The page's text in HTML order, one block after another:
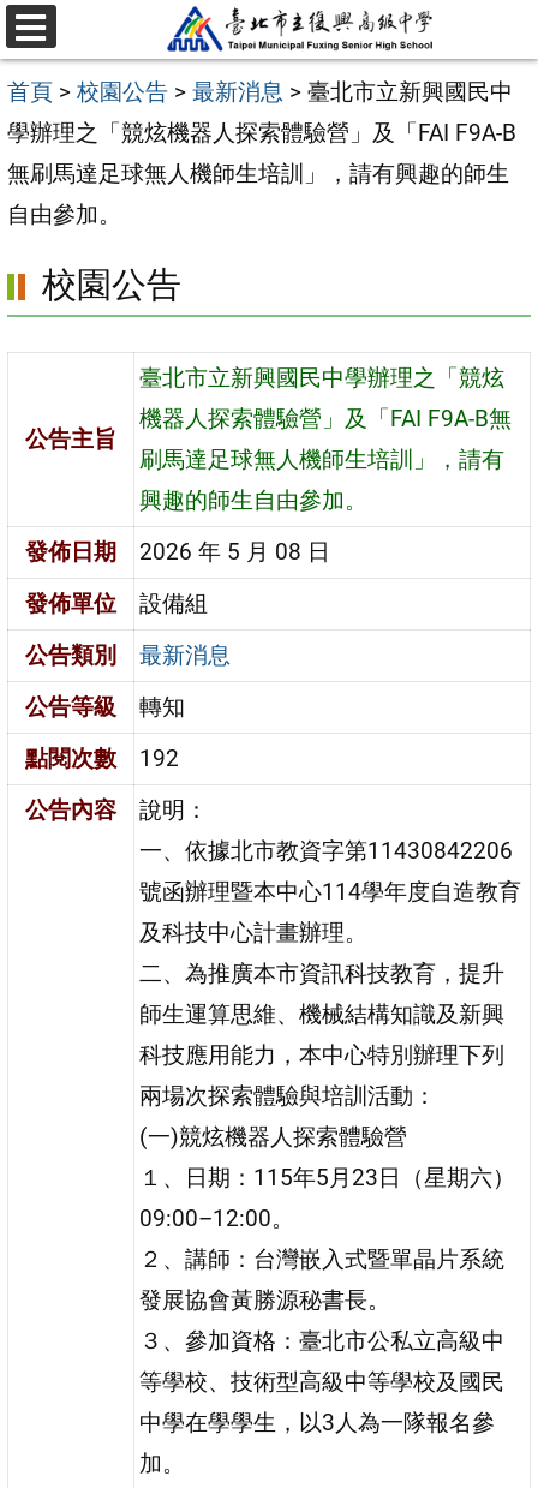
跳
至
主
要
內
容
選
單
首頁 > 校園公告 > 最新消息 > 臺北市立新興國民中
學辦理之「競炫機器人探索體驗營」及「FAI F9A-B
無刷馬達足球無人機師生培訓」，請有興趣的師生
自由參加。
校園公告
公告主旨
臺北市立新興國民中學辦理之「競炫
機器人探索體驗營」及「FAI F9A-B無
刷馬達足球無人機師生培訓」，請有
興趣的師生自由參加。
發佈日期
2026 年 5 月 08 日
發佈單位
設備組
公告類別
最新消息
公告等級
轉知
點閱次數
192
公告內容
說明：
一、依據北市教資字第11430842206
號函辦理暨本中心114學年度自造教育
及科技中心計畫辦理。
二、為推廣本市資訊科技教育，提升
師生運算思維、機械結構知識及新興
科技應用能力，本中心特別辦理下列
兩場次探索體驗與培訓活動：
(一)競炫機器人探索體驗營
１、日期：115年5月23日（星期六）
09:00–12:00。
２、講師：台灣嵌入式暨單晶片系統
發展協會黃勝源秘書長。
３、參加資格：臺北市公私立高級中
等學校、技術型高級中等學校及國民
中學在學學生，以3人為一隊報名參
加。